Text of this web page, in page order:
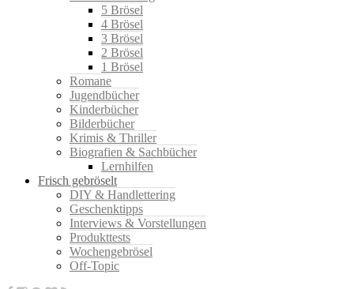
5 Brösel
4 Brösel
3 Brösel
2 Brösel
1 Brösel
Romane
Jugendbücher
Kinderbücher
Bilderbücher
Krimis & Thriller
Biografien & Sachbücher
Lernhilfen
Frisch gebröselt
DIY & Handlettering
Geschenktipps
Interviews & Vorstellungen
Produkttests
Wochengebrösel
Off-Topic